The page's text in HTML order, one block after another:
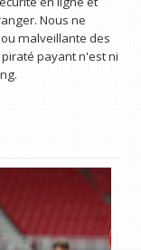
Nous ne
malveillante des
payant n'est ni